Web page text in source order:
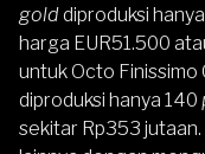
golddiproduksi
harga EUR51.500
untuk Octo
diproduksi hanya 140
sekitar Rp353